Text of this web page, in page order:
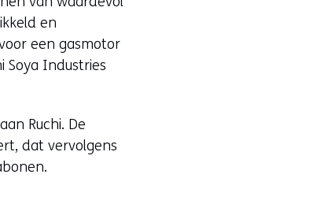
en
een gasmotor
Soya Industries
Ruchi. De
dat vervolgens